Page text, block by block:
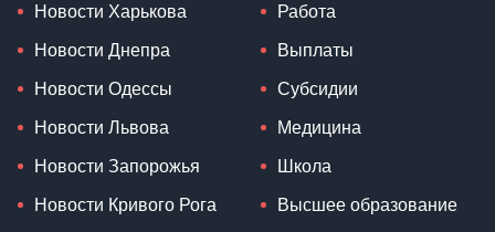
Новости Харькова
Новости Днепра
Новости Одессы
Новости Львова
Новости Запорожья
Новости Кривого Рога
Работа
Выплаты
Субсидии
Медицина
Школа
Высшее образование